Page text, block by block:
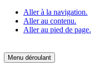
Aller à la navigation.
Aller au contenu.
Aller au pied de page.
Menu déroulant